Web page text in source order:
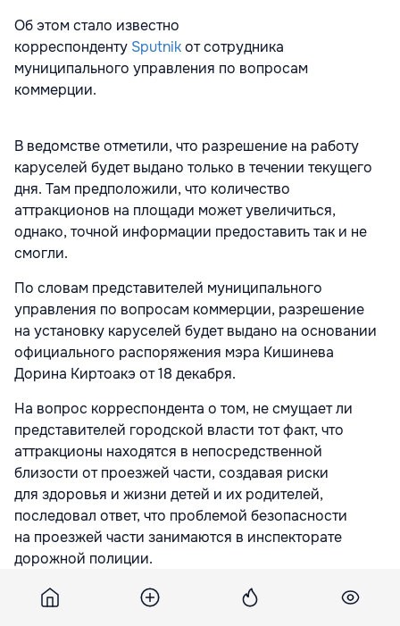
Об этом стало известно
корреспонденту Sputnikот сотрудника
муниципального управления по вопросам
коммерции.
В ведомстве отметили, что разрешение на работу
каруселей будет выдано только в течении текущего
дня. Там предположили, что количество
аттракционов на площади может увеличиться,
однако, точной информации предоставить так и не
смогли.
По словам представителей муниципального
управления по вопросам коммерции, разрешение
на установку каруселей будет выдано на основании
официального распоряжения мэра Кишинева
Дорина Киртоакэ от 18 декабря.
На вопрос корреспондента о том, не смущает ли
представителей городской власти тот факт, что
аттракционы находятся в непосредственной
близости от проезжей части, создавая риски
для здоровья и жизни детей и их родителей,
последовал ответ, что проблемой безопасности
на проезжей части занимаются в инспекторате
дорожной полиции.
Та деталь, что карусели стоят прямо возле